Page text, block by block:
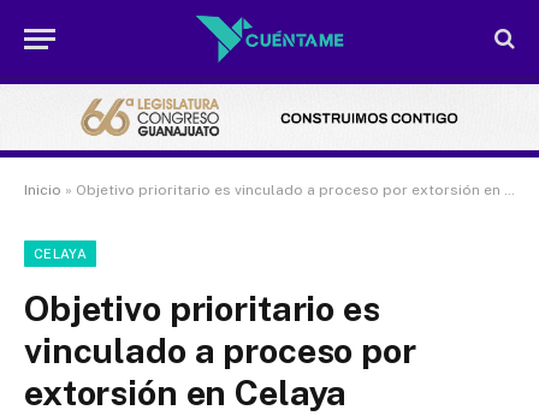
Inicio » Objetivo prioritario es vinculado a proceso por extorsión en Celaya
CELAYA
Objetivo prioritario es
vinculado a proceso por
extorsión en Celaya